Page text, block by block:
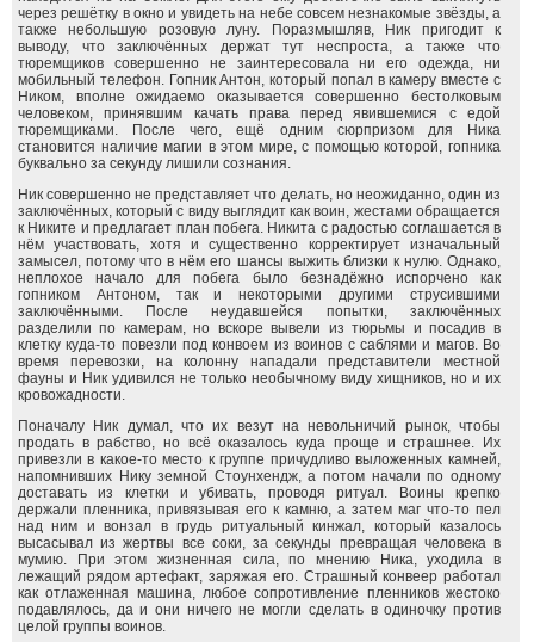
через решётку в окно и увидеть на небе совсем незнакомые звёзды, а
также небольшую розовую луну. Поразмышляв, Ник пригодит к
выводу, что заключённых держат тут неспроста, а также что
тюремщиков совершенно не заинтересовала ни его одежда, ни
мобильный телефон. Гопник Антон, который попал в камеру вместе с
Ником, вполне ожидаемо оказывается совершенно бестолковым
человеком, принявшим качать права перед явившемися с едой
тюремщиками. После чего, ещё одним сюрпризом для Ника
становится наличие магии в этом мире, с помощью которой, гопника
буквально за секунду лишили сознания.
Ник совершенно не представляет что делать, но неожиданно, один из
заключённых, который с виду выглядит как воин, жестами обращается
к Никите и предлагает план побега. Никита с радостью соглашается в
нём участвовать, хотя и существенно корректирует изначальный
замысел, потому что в нём его шансы выжить близки к нулю. Однако,
неплохое начало для побега было безнадёжно испорчено как
гопником Антоном, так и некоторыми другими струсившими
заключёнными. После неудавшейся попытки, заключённых
разделили по камерам, но вскоре вывели из тюрьмы и посадив в
клетку куда-то повезли под конвоем из воинов с саблями и магов. Во
время перевозки, на колонну нападали представители местной
фауны и Ник удивился не только необычному виду хищников, но и их
кровожадности.
Поначалу Ник думал, что их везут на невольничий рынок, чтобы
продать в рабство, но всё оказалось куда проще и страшнее. Их
привезли в какое-то место к группе причудливо выложенных камней,
напомнивших Нику земной Стоунхендж, а потом начали по одному
доставать из клетки и убивать, проводя ритуал. Воины крепко
держали пленника, привязывая его к камню, а затем маг что-то пел
над ним и вонзал в грудь ритуальный кинжал, который казалось
высасывал из жертвы все соки, за секунды превращая человека в
мумию. При этом жизненная сила, по мнению Ника, уходила в
лежащий рядом артефакт, заряжая его. Страшный конвеер работал
как отлаженная машина, любое сопротивление пленников жестоко
подавлялось, да и они ничего не могли сделать в одиночку против
целой группы воинов.